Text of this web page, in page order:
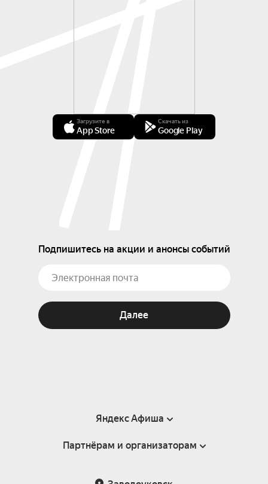
Загрузите в
App Store
Скачать из
Google Play
Подпишитесь на акции и анонсы событий
Далее
Яндекс Афиша
Справка
Партнёрам и организаторам